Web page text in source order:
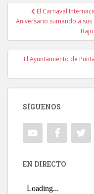
Navegación
El Carnaval
Aniversario sumando a
El Ayuntamiento de
SÍGUENOS
EN DIRECTO